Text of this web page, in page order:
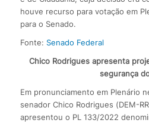
houve recurso para votação em
para o Senado.
Fonte: Senado Federal
Chico Rodrigues apresenta
segurança
Em pronunciamento em Plenário
senador Chico Rodrigues (DEM-
apresentou o PL 133/2022